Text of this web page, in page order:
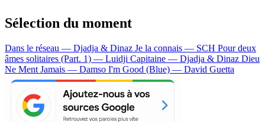
Sélection du moment
Dans le réseau — Djadja & Dinaz Je la connais — SCH Pour deux
âmes solitaires (Part. 1) — Luidji Capitaine — Djadja & Dinaz Dieu
Ne Ment Jamais — Damso I'm Good (Blue) — David Guetta